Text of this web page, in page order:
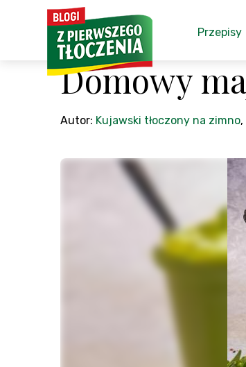
Przepisy
Domowy
Autor: Kujawski tłoczony na zimno,